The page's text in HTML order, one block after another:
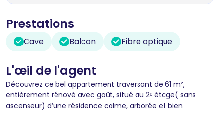
Prestations
Cave Balcon Fibre optique
L'œil de l'agent
Découvrez ce bel appartement traversant de 61 m²,
entièrement rénové avec goût, situé au 2ᵉ étage( sans
ascenseur) d’une résidence calme, arborée et bien